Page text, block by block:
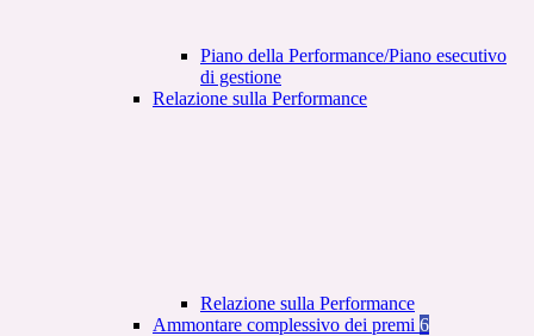
Piano della Performance/Piano esecutivo
di gestione
Relazione sulla Performance
Relazione sulla Performance
Ammontare complessivo dei premi 6